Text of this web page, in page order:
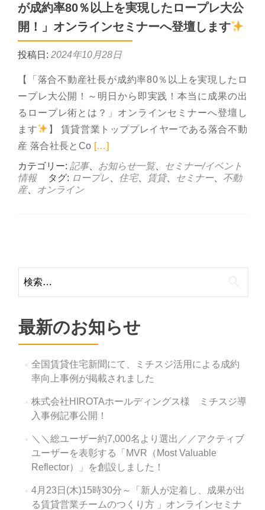
が成約率80％以上を実現したロープレ大公
開！」オンラインセミナーへ登壇します
投稿日: 2024年10月28日
【「落合不動産社長が成約率80％以上を実現したロ
ープレ大公開！～明日から即実践！本当に成果の出
るロープレ術とは？」オンラインセミナーへ登壇し
ます
】 賃貸営業トッププレイヤーである落合不動
産 落合社長とCo Read more about 11月14日(木)11時
[…]
カテゴリー: 記事、 お知らせ一覧、
セミナー/イベント
情報
タグ: ロープレ 住宅、 賃貸、 セミナー
不動
産、 オンライン
索:
最新のお知らせ
全国賃貸住宅新聞にて、ミチスジ活用による成約
率向上事例が掲載されました
株式会社HIROTAホールディングス様 ミチスジ導
入事例記事公開！
＼＼総ユーザー約7,000名より選出／／アクティブ
ユーザーを表彰する「MVR（Most Valuable
Reflector）」を創設しました！
4月23日(木)15時30分～「新人が定着し、成果が出
る賃貸営業チームのつくり方 」オンラインセミナ